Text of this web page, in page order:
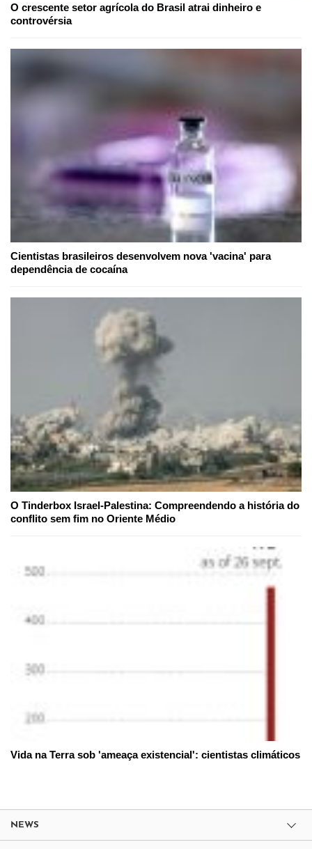
O crescente setor agrícola do Brasil atrai dinheiro e
controvérsia
Cientistas brasileiros desenvolvem nova 'vacina' para
dependência de cocaína
O Tinderbox Israel-Palestina: Compreendendo a história do
conflito sem fim no Oriente Médio
Vida na Terra sob 'ameaça existencial': cientistas climáticos
NEWS